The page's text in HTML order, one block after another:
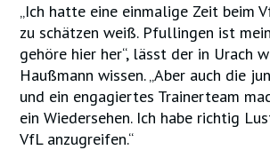
„Ich hatte eine einmalige Zeit beim
zu schätzen weiß. Pfullingen ist
gehöre hier her“, lässt der in Urach
Haußmann wissen. „Aber auch die
und ein engagiertes Trainerteam
ein Wiedersehen. Ich habe richtig
VfL anzugreifen.“